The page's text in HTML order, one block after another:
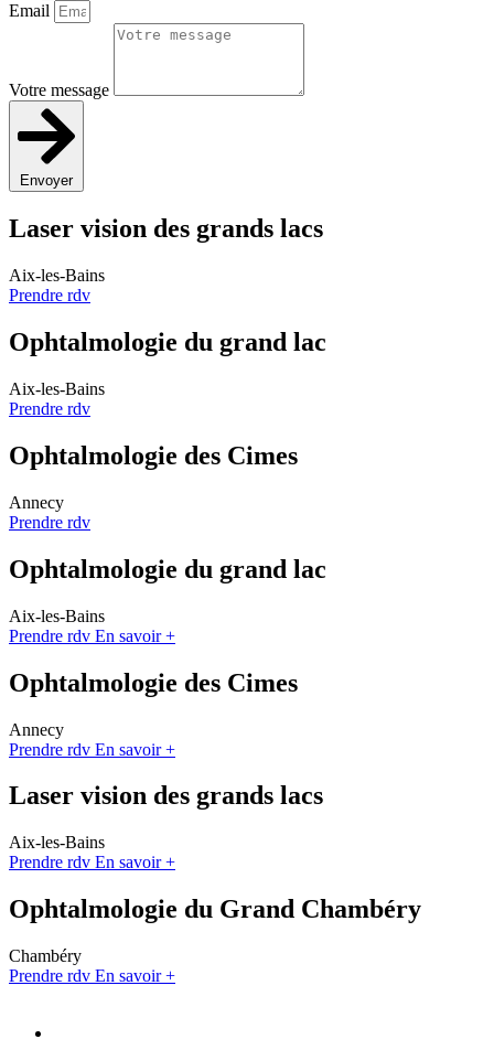
Email
Votre message
Envoyer
Laser vision des grands lacs
Aix-les-Bains
Prendre rdv
Ophtalmologie du grand lac
Aix-les-Bains
Prendre rdv
Ophtalmologie des Cimes
Annecy
Prendre rdv
Ophtalmologie du grand lac
Aix-les-Bains
Prendre rdv En savoir +
Ophtalmologie des Cimes
Annecy
Prendre rdv En savoir +
Laser vision des grands lacs
Aix-les-Bains
Prendre rdv En savoir +
Ophtalmologie du Grand Chambéry
Chambéry
Prendre rdv En savoir +